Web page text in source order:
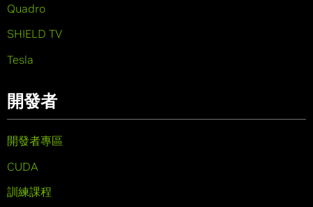
Quadro
SHIELD TV
Tesla
開發者
開發者專區
CUDA
訓練課程